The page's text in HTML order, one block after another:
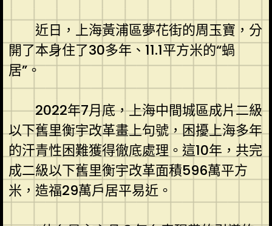
近日，上海黃浦區夢花街的周玉寶，分
開了本身住了30多年、11.1平方米的“蝸
居”。
2022年7月底，上海中間城區成片二級
以下舊里衡宇改革畫上句號，困擾上海多年
的汗青性困難獲得徹底處理。這10年，共完
成二級以下舊里衡宇改革面積596萬平方
米，造福29萬戶居平易近。